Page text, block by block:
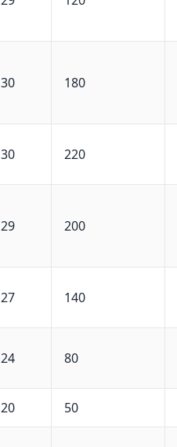
30 180
30 220
29 200
27 140
24 80
20 50